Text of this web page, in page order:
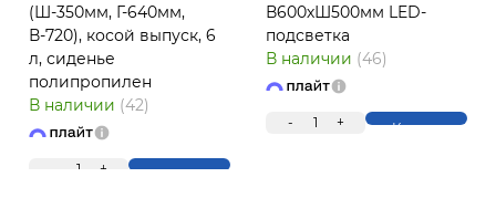
(Ш-350мм, Г-640мм,
В-720), косой выпуск, 6
л, сиденье
полипропилен
В наличии (42)
1 + Купить
В600хШ500мм LED-
подсветка
В наличии (46)
- 1 + Купить